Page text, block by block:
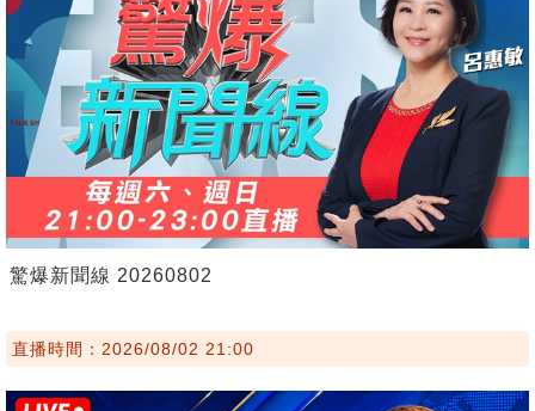
驚爆新聞線 20260802
直播時間：2026/08/02 21:00